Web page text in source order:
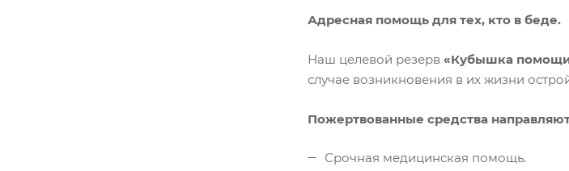
Адресная помощь для тех, кто в беде.
Наш целевой резерв «Кубышка
случае возникновения в их жизни
Пожертвованные средства
Срочная медицинская помощь.